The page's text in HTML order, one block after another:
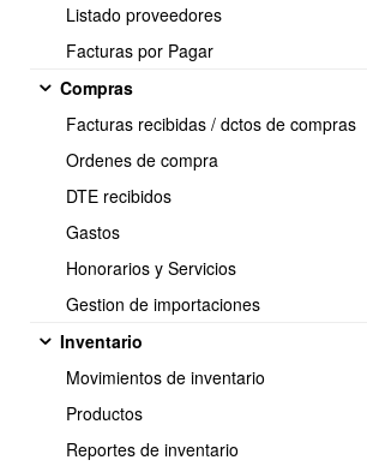
Listado proveedores
Facturas por Pagar
Compras
Facturas recibidas / dctos de compras
Ordenes de compra
DTE recibidos
Gastos
Honorarios y Servicios
Gestion de importaciones
Inventario
Movimientos de inventario
Productos
Reportes de inventario
E-mail:
Horario de soporte:
Dirección:
Providencia - Santiago de